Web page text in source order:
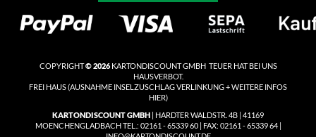
COPYRIGHT© 2026KARTONDISCOUNT GMBH TEUER HAT BEI UNS
HAUSVERBOT.
FREI HAUS(AUSNAHME INSELZUSCHLAG VERLINKUNG + WEITERE INFOS
HIER)
KARTONDISCOUNT GMBH | HARDTER WALDSTR. 4B | 41169
MOENCHENGLADBACH TEL.: 02161 - 65339 60 | FAX: 02161 - 65339 64 |